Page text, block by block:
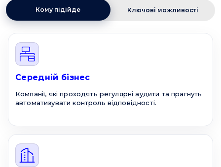
Кому підійде Ключові можливості
Середній бізнес
Компанії, які проходять регулярні аудити та прагнуть
автоматизувати контроль відповідності.